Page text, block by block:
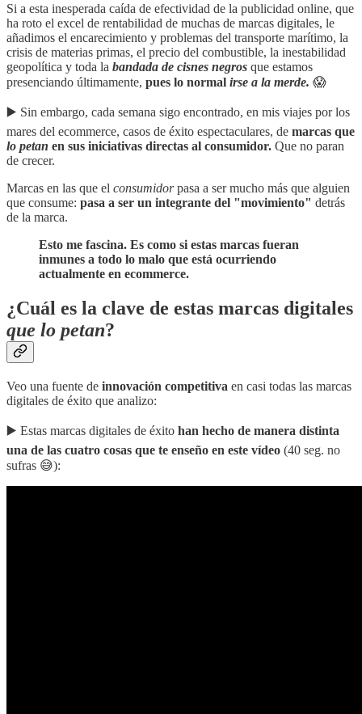
Si a esta inesperada caída de efectividad de la publicidad online, que
ha roto el excel de rentabilidad de muchas de marcas digitales, le
añadimos el encarecimiento y problemas del transporte marítimo, la
crisis de materias primas, el precio del combustible, la inestabilidad
geopolítica y toda la bandada de cisnes negros que estamos
presenciando últimamente, pues lo normal irse a la merde. 😱
▶️ Sin embargo, cada semana sigo encontrado, en mis viajes por los
mares del ecommerce, casos de éxito espectaculares, de marcas que
lo petan en sus iniciativas directas al consumidor. Que no paran
de crecer.
Marcas en las que el consumidorpasa a ser mucho más que alguien
que consume: pasa a ser un integrante del "movimiento" detrás
de la marca.
Esto me fascina. Es como si estas marcas fueran
inmunes a todo lo malo que está ocurriendo
actualmente en ecommerce.
¿Cuál es la clave de estas marcas digitales
que lo petan?
Veo una fuente de innovación competitiva en casi todas las marcas
digitales de éxito que analizo:
▶️ Estas marcas digitales de éxito han hecho de manera distinta
una de las cuatro cosas que te enseño en este vídeo (40 seg. no
sufras 😅):